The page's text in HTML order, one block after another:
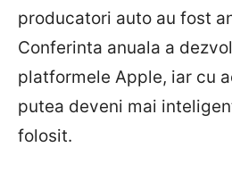
producatori auto au fost
Conferinta anuala a
platformele Apple, iar cu
putea deveni mai
folosit.